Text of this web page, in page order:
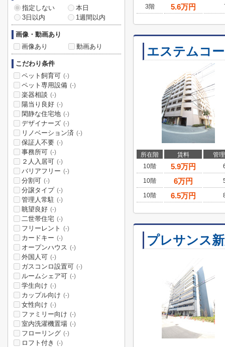
3階
5.6万円
エステムコ
所在階 賃料
管
10階
5.9万円
10階 6万円
10階 6.5万円
プレサンス
指定しない
本日
3日以内
1週間以内
画像・動画あり
画像あり
動画あり
こだわり条件
ペット飼育可 (-)
ペット専用設備 (-)
楽器相談 (-)
陽当り良好 (-)
閑静な住宅地 (-)
デザイナーズ (-)
リノベーション済 (-)
保証人不要 (-)
事務所可 (-)
２人入居可 (-)
バリアフリー (-)
分割可 (-)
分譲タイプ (-)
管理人常駐 (-)
眺望良好 (-)
二世帯住宅 (-)
フリーレント (-)
カードキー (-)
オープンハウス (-)
外国人可 (-)
ガスコンロ設置可 (-)
ルームシェア可 (-)
学生向け (-)
カップル向け (-)
女性向け (-)
ファミリー向け (-)
室内洗濯機置場 (-)
フローリング (-)
ロフト付き (-)